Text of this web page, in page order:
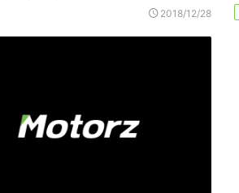
2018/12/28